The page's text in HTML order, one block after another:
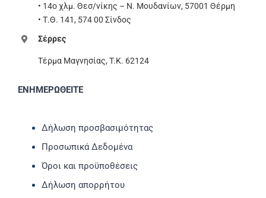
• 14ο χλμ. Θεσ/νίκης – Ν. Μουδανίων, 57001 Θέρμη
• Τ.Θ. 141, 574 00 Σίνδος
Σέρρες
Τέρμα Μαγνησίας, T.K. 62124
ΕΝΗΜΕΡΩΘΕΙΤΕ
Δήλωση προσβασιμότητας
Προσωπικά Δεδομένα
Όροι και προϋποθέσεις
Δήλωση απορρήτου